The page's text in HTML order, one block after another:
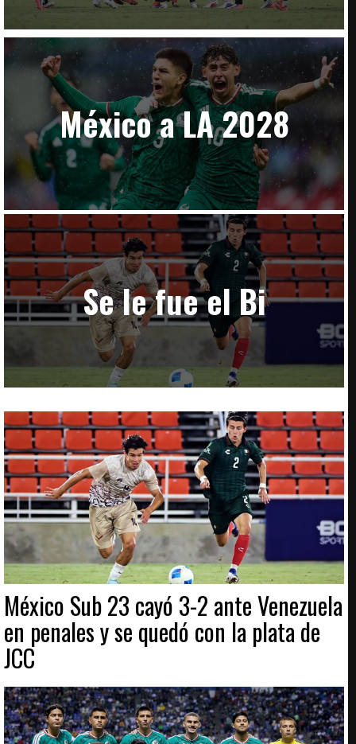
México a LA 2028
Se le fue el Bi
México Sub 23 cayó 3-2 ante Venezuela
en penales y se quedó con la plata de
JCC